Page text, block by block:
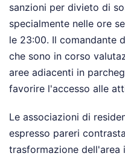
sanzioni per divieto di
specialmente nelle ore
le 23:00. Il comandante
che sono in corso
aree adiacenti in
favorire l'accesso alle
Le associazioni di
espresso pareri
trasformazione